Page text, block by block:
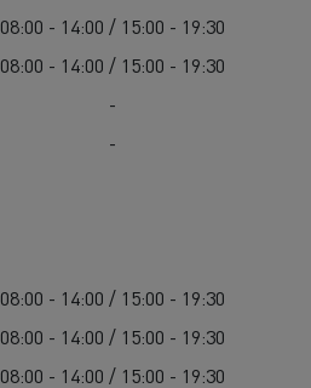
08:00 - 14:00 / 15:00 - 19:30
08:00 - 14:00 / 15:00 - 19:30
-
-
08:00 - 14:00 / 15:00 - 19:30
08:00 - 14:00 / 15:00 - 19:30
08:00 - 14:00 / 15:00 - 19:30